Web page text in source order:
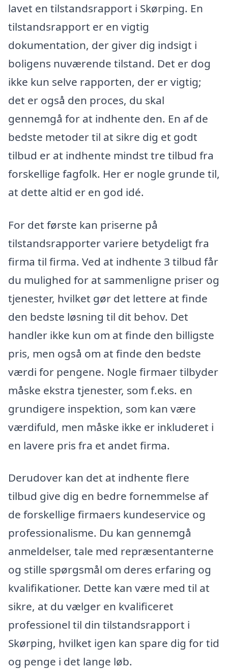
lavet en tilstandsrapport i Skørping. En
tilstandsrapport er en vigtig
dokumentation, der giver dig indsigt i
boligens nuværende tilstand. Det er dog
ikke kun selve rapporten, der er vigtig;
det er også den proces, du skal
gennemgå for at indhente den. En af de
bedste metoder til at sikre dig et godt
tilbud er at indhente mindst tre tilbud fra
forskellige fagfolk. Her er nogle grunde til,
at dette altid er en god idé.
For det første kan priserne på
tilstandsrapporter variere betydeligt fra
firma til firma. Ved at indhente 3 tilbud får
du mulighed for at sammenligne priser og
tjenester, hvilket gør det lettere at finde
den bedste løsning til dit behov. Det
handler ikke kun om at finde den billigste
pris, men også om at finde den bedste
værdi for pengene. Nogle firmaer tilbyder
måske ekstra tjenester, som f.eks. en
grundigere inspektion, som kan være
værdifuld, men måske ikke er inkluderet i
en lavere pris fra et andet firma.
Derudover kan det at indhente flere
tilbud give dig en bedre fornemmelse af
de forskellige firmaers kundeservice og
professionalisme. Du kan gennemgå
anmeldelser, tale med repræsentanterne
og stille spørgsmål om deres erfaring og
kvalifikationer. Dette kan være med til at
sikre, at du vælger en kvalificeret
professionel til din tilstandsrapport i
Skørping, hvilket igen kan spare dig for tid
og penge i det lange løb.